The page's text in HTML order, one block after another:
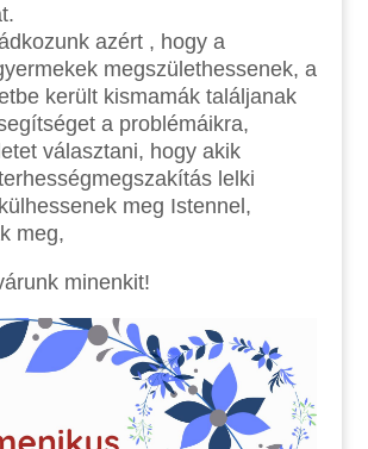
azért , hogy a
megszülethessenek, a
került kismamák találjanak
a problémáikra,
választani, hogy akik
lelki
meg Istennel,
meg,
minenkit!